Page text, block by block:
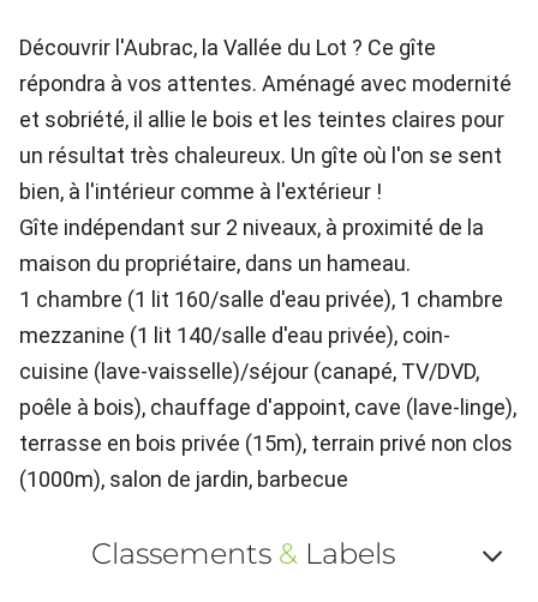
Découvrir l'Aubrac, la Vallée du Lot ? Ce gîte
répondra à vos attentes. Aménagé avec modernité
et sobriété, il allie le bois et les teintes claires pour
un résultat très chaleureux. Un gîte où l'on se sent
bien, à l'intérieur comme à l'extérieur !
Gîte indépendant sur 2 niveaux, à proximité de la
maison du propriétaire, dans un hameau.
1 chambre (1 lit 160/salle d'eau privée), 1 chambre
mezzanine (1 lit 140/salle d'eau privée), coin-
cuisine (lave-vaisselle)/séjour (canapé, TV/DVD,
poêle à bois), chauffage d'appoint, cave (lave-linge),
terrasse en bois privée (15m), terrain privé non clos
(1000m), salon de jardin, barbecue
Classements &Labels